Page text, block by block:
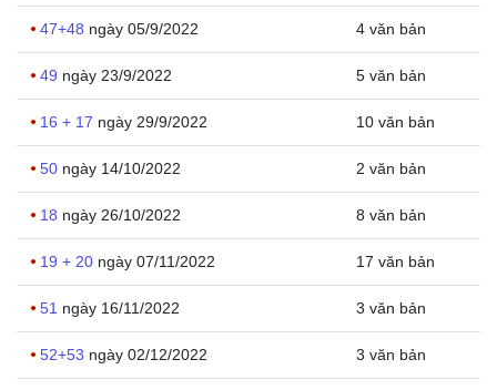
47+48 ngày 05/9/2022 4 văn bản
49 ngày 23/9/2022 5 văn bản
16 + 17 ngày 29/9/2022 10 văn bản
50 ngày 14/10/2022 2 văn bản
18 ngày 26/10/2022 8 văn bản
19 + 20 ngày 07/11/2022 17 văn bản
51 ngày 16/11/2022 3 văn bản
52+53 ngày 02/12/2022 3 văn bản